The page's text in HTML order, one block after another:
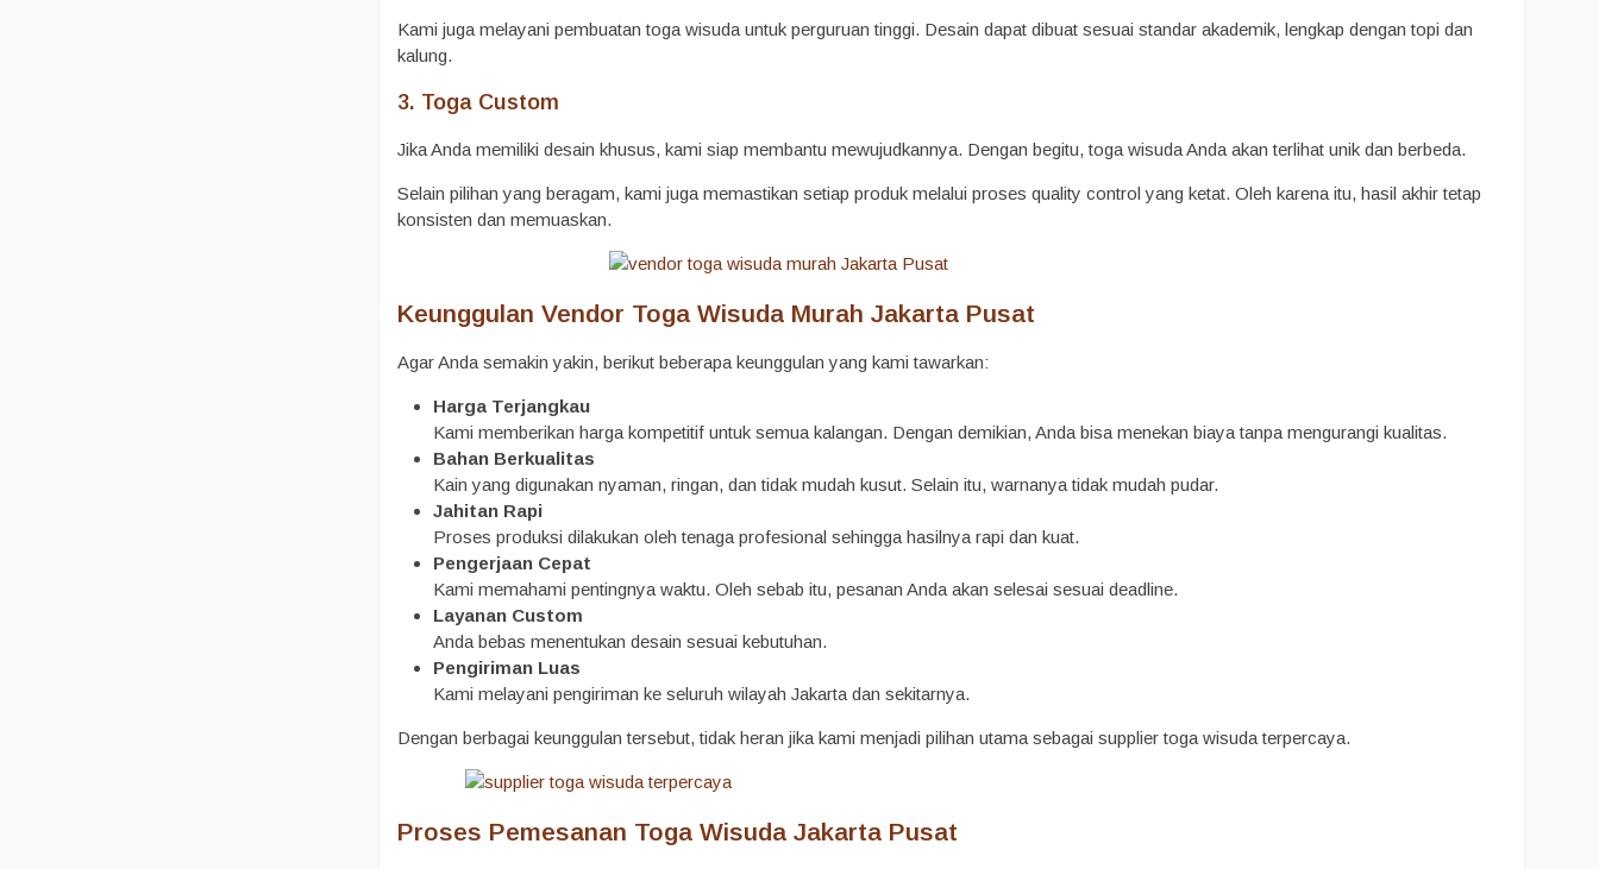
Kami juga melayani pembuatan toga wisuda untuk perguruan tinggi. Desain dapat dibuat sesuai standar akademik, lengkap dengan topi dan
kalung.
3. Toga Custom
Jika Anda memiliki desain khusus, kami siap membantu mewujudkannya. Dengan begitu, toga wisuda Anda akan terlihat unik dan berbeda.
Selain pilihan yang beragam, kami juga memastikan setiap produk melalui proses quality control yang ketat. Oleh karena itu, hasil akhir tetap
konsisten dan memuaskan.
Keunggulan Vendor Toga Wisuda Murah Jakarta Pusat
Agar Anda semakin yakin, berikut beberapa keunggulan yang kami tawarkan:
Harga Terjangkau
Kami memberikan harga kompetitif untuk semua kalangan. Dengan demikian, Anda bisa menekan biaya tanpa mengurangi kualitas.
Bahan Berkualitas
Kain yang digunakan nyaman, ringan, dan tidak mudah kusut. Selain itu, warnanya tidak mudah pudar.
Jahitan Rapi
Proses produksi dilakukan oleh tenaga profesional sehingga hasilnya rapi dan kuat.
Pengerjaan Cepat
Kami memahami pentingnya waktu. Oleh sebab itu, pesanan Anda akan selesai sesuai deadline.
Layanan Custom
Anda bebas menentukan desain sesuai kebutuhan.
Pengiriman Luas
Kami melayani pengiriman ke seluruh wilayah Jakarta dan sekitarnya.
Dengan berbagai keunggulan tersebut, tidak heran jika kami menjadi pilihan utama sebagai supplier toga wisuda terpercaya.
Proses Pemesanan Toga Wisuda Jakarta Pusat